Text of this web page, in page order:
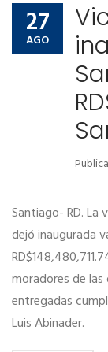
27
AGO
Santiago- RD. La
dejó inaugurada
moradores de
entregadas
Luis Abinader.